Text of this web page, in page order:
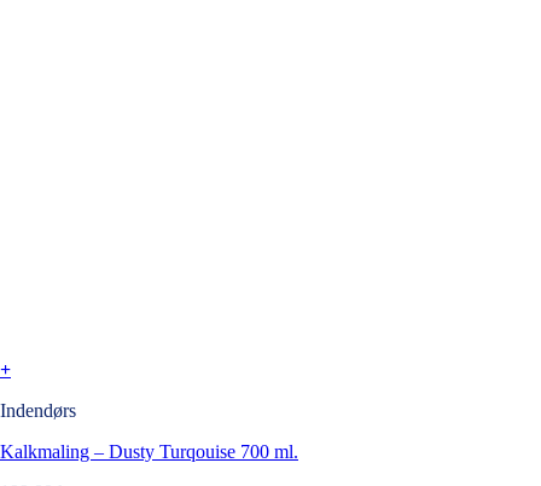
+
Indendørs
Kalkmaling – Dusty Turqouise 700 ml.